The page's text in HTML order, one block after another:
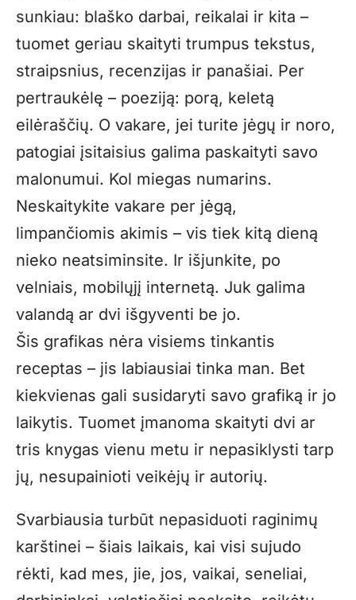
sunkiau: blaško darbai, reikalai ir kita –
tuomet geriau skaityti trumpus tekstus,
straipsnius, recenzijas ir panašiai. Per
pertraukėlę – poeziją: porą, keletą
eilėraščių. O vakare, jei turite jėgų ir noro,
patogiai įsitaisius galima paskaityti savo
malonumui. Kol miegas numarins.
Neskaitykite vakare per jėgą,
limpančiomis akimis – vis tiek kitą dieną
nieko neatsiminsite. Ir išjunkite, po
velniais, mobilųjį internetą. Juk galima
valandą ar dvi išgyventi be jo.
Šis grafikas nėra visiems tinkantis
receptas – jis labiausiai tinka man. Bet
kiekvienas gali susidaryti savo grafiką ir jo
laikytis. Tuomet įmanoma skaityti dvi ar
tris knygas vienu metu ir nepasiklysti tarp
jų, nesupainioti veikėjų ir autorių.
Svarbiausia turbūt nepasiduoti raginimų
karštinei – šiais laikais, kai visi sujudo
rėkti, kad mes, jie, jos, vaikai, seneliai,